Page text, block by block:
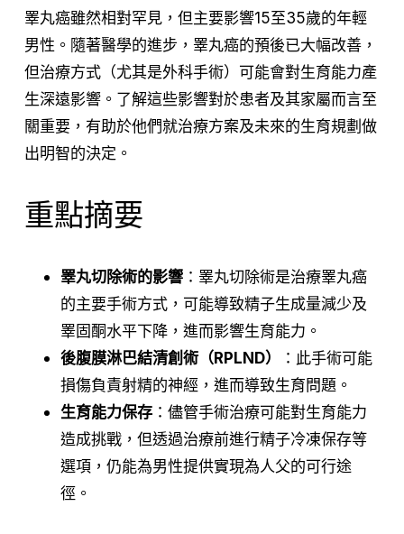
睪丸癌雖然相對罕見，但主要影響15至35歲的年輕
男性。隨著醫學的進步，睪丸癌的預後已大幅改善，
但治療方式（尤其是外科手術）可能會對生育能力產
生深遠影響。了解這些影響對於患者及其家屬而言至
關重要，有助於他們就治療方案及未來的生育規劃做
出明智的決定。
重點摘要
睪丸切除術的影響：睪丸切除術是治療睪丸癌
的主要手術方式，可能導致精子生成量減少及
睪固酮水平下降，進而影響生育能力。
後腹膜淋巴結清創術（RPLND）
：此手術可能
損傷負責射精的神經，進而導致生育問題。
生育能力保存：儘管手術治療可能對生育能力
造成挑戰，但透過治療前進行精子冷凍保存等
選項，仍能為男性提供實現為人父的可行途
徑。